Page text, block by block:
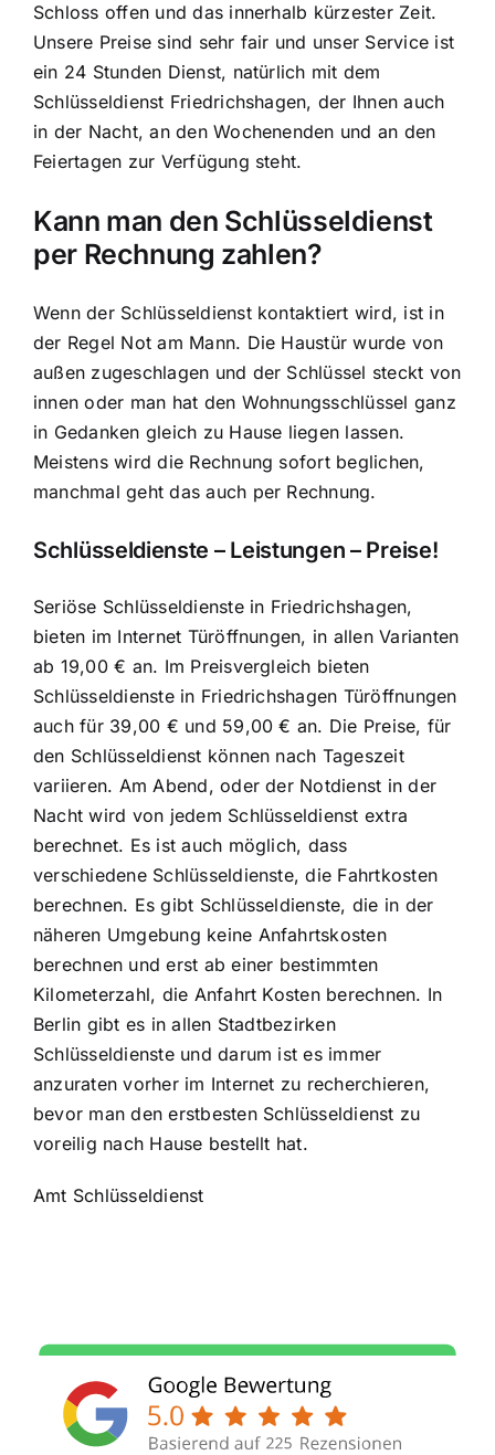
Schloss offen und das innerhalb kürzester Zeit.
Unsere Preise sind sehr fair und unser Service ist
ein 24 Stunden Dienst, natürlich mit dem
Schlüsseldienst Friedrichshagen, der Ihnen auch
in der Nacht, an den Wochenenden und an den
Feiertagen zur Verfügung steht.
Kann man den Schlüsseldienst
per Rechnung zahlen?
Wenn der Schlüsseldienst kontaktiert wird, ist in
der Regel Not am Mann. Die Haustür wurde von
außen zugeschlagen und der Schlüssel steckt von
innen oder man hat den Wohnungsschlüssel ganz
in Gedanken gleich zu Hause liegen lassen.
Meistens wird die Rechnung sofort beglichen,
manchmal geht das auch per Rechnung.
Schlüsseldienste – Leistungen – Preise!
Seriöse Schlüsseldienste in Friedrichshagen,
bieten im Internet Türöffnungen, in allen Varianten
ab 19,00 € an. Im Preisvergleich bieten
Schlüsseldienste in Friedrichshagen Türöffnungen
auch für 39,00 € und 59,00 € an. Die Preise, für
den Schlüsseldienst können nach Tageszeit
variieren. Am Abend, oder der Notdienst in der
Nacht wird von jedem Schlüsseldienst extra
berechnet. Es ist auch möglich, dass
verschiedene Schlüsseldienste, die Fahrtkosten
berechnen. Es gibt Schlüsseldienste, die in der
näheren Umgebung keine Anfahrtskosten
berechnen und erst ab einer bestimmten
Kilometerzahl, die Anfahrt Kosten berechnen. In
Berlin gibt es in allen Stadtbezirken
Schlüsseldienste und darum ist es immer
anzuraten vorher im Internet zu recherchieren,
bevor man den erstbesten Schlüsseldienst zu
voreilig nach Hause bestellt hat.
Amt Schlüsseldienst